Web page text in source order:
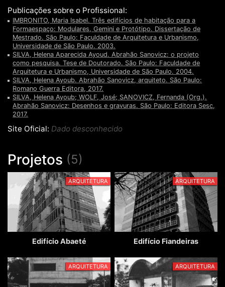
Publicações sobre o Profissional:
IMBRONITO, Maria Isabel. Três edifícios de habitação para a
Formaespaço: Modulares, Gemini e Protótipo. Dissertação de
Mestrado. São Paulo: Faculdade de Arquitetura e Urbanismo,
Universidade de São Paulo. 2003.
SILVA, Helena Aparecida Ayoud. Abrahão Sanovicz: o projeto
como pesquisa. Tese de Doutorado. São Paulo: Faculdade de
Arquitetura e Urbanismo, Universidade de São Paulo. 2004.
SILVA, Helena Ayoub. Abrahão Sanovicz, arquiteto. São Paulo:
Romano Guerra Editora, 2017.
SILVA, Helena Ayoub; WOLF, José; SANOVICZ, Fernanda (Org.).
Abrahão Sanovicz: Desenhos e gravuras. São Paulo: Editora Sesc,
2017.
Site Oficial: Dado desconhecido
Projetos (5)
ARQUITETURA
Edifício Abaeté
ARQUITETURA
Edifício Fiandeiras
ARQUITETURA ARQUITETURA